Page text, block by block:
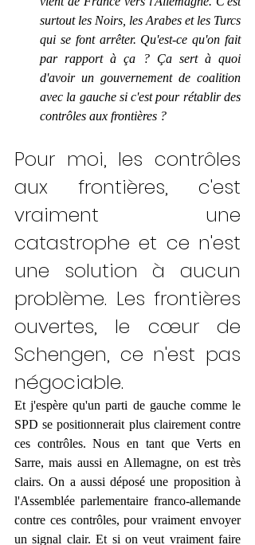
surtout les Noirs, les Arabes et les Turcs
qui se font arrêter. Qu'est-ce qu'on fait
par rapport à ça ? Ça sert à quoi
d'avoir un gouvernement de coalition
avec la gauche si c'est pour rétablir des
contrôles aux frontières ?
Pour moi, les contrôles
aux frontières, c'est
vraiment une
catastrophe et ce n'est
une solution à aucun
problème. Les frontières
ouvertes, le cœur de
Schengen, ce n'est pas
négociable.
Et j'espère qu'un parti de gauche comme le
SPD se positionnerait plus clairement contre
ces contrôles. Nous en tant que Verts en
Sarre, mais aussi en Allemagne, on est très
clairs. On a aussi déposé une proposition à
l'Assemblée parlementaire franco-allemande
contre ces contrôles, pour vraiment envoyer
un signal clair. Et si on veut vraiment faire